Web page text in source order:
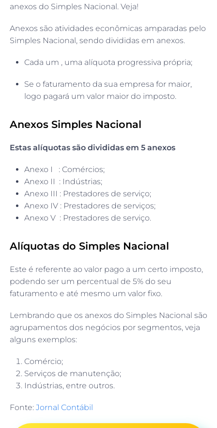
anexos do Simples Nacional. Veja!
Anexos são atividades econômicas amparadas pelo
Simples Nacional, sendo divididas em anexos.
Cada um , uma alíquota progressiva própria;
Se o faturamento da sua empresa for maior,
logo pagará um valor maior do imposto.
Anexos Simples Nacional
Estas alíquotas são divididas em 5 anexos
Anexo I : Comércios;
Anexo II : Indústrias;
Anexo III : Prestadores de serviço;
Anexo IV : Prestadores de serviços;
Anexo V : Prestadores de serviço.
Alíquotas do Simples Nacional
Este é referente ao valor pago a um certo imposto,
podendo ser um percentual de 5% do seu
faturamento e até mesmo um valor fixo.
Lembrando que os anexos do Simples Nacional são
agrupamentos dos negócios por segmentos, veja
alguns exemplos:
Comércio;
Serviços de manutenção;
Indústrias, entre outros.
Fonte: Jornal Contábil